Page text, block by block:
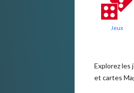
Jeux
Explorez les
et cartes